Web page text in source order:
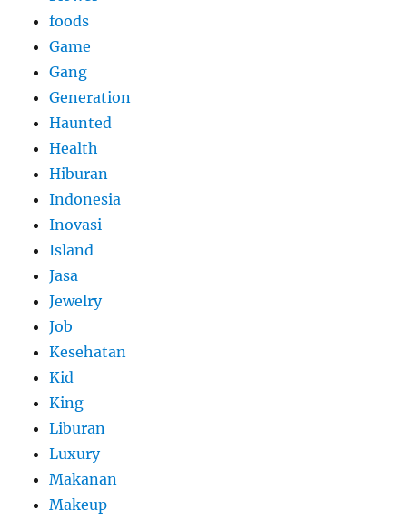
foods
Game
Gang
Generation
Haunted
Health
Hiburan
Indonesia
Inovasi
Island
Jasa
Jewelry
Job
Kesehatan
Kid
King
Liburan
Luxury
Makanan
Makeup